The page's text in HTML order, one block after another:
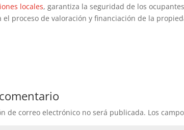
locales, garantiza la seguridad de los
el proceso de valoración y financiación de la
de correo electrónico no será publicada. Los